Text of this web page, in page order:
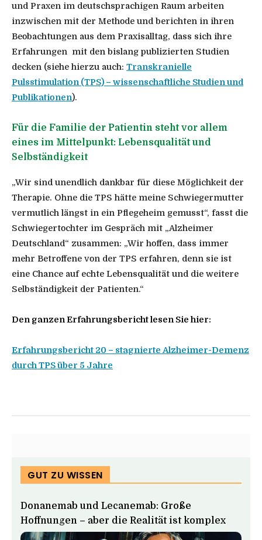
und Praxen im deutschsprachigen Raum arbeiten
inzwischen mit der Methode und berichten in ihren
Beobachtungen aus dem Praxisalltag, dass sich ihre
Erfahrungen mit den bislang publizierten Studien
decken (siehe hierzu auch: Transkranielle
Pulsstimulation (TPS) – wissenschaftliche Studien und
Publikationen).
Für die Familie der Patientin steht vor allem
eines im Mittelpunkt: Lebensqualität und
Selbständigkeit
„Wir sind unendlich dankbar für diese Möglichkeit der
Therapie. Ohne die TPS hätte meine Schwiegermutter
vermutlich längst in ein Pflegeheim gemusst“, fasst die
Schwiegertochter im Gespräch mit „Alzheimer
Deutschland“ zusammen: „Wir hoffen, dass immer
mehr Betroffene von der TPS erfahren, denn sie ist
eine Chance auf echte Lebensqualität und die weitere
Selbständigkeit der Patienten.“
Den ganzen Erfahrungsbericht lesen Sie hier:
Erfahrungsbericht 20 – stagnierte Alzheimer-Demenz
durch TPS über 5 Jahre
GUT ZU WISSEN
Donanemab und Lecanemab: Große
Hoffnungen – aber die Realität ist komplex